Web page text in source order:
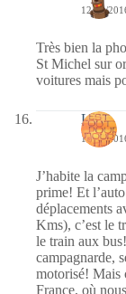
12/09/
Très bien la
St Michel sur
voitures mais
Laret
12/09/
J’habite la
prime! Et
déplacements
Kms), c’est le
le train aux
campagnarde,
motorisé! Mais
France, où